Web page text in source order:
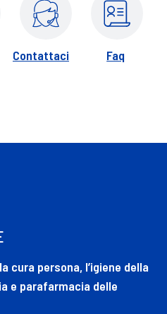
Contattaci Faq
cura persona, l’igiene della
e parafarmacia delle